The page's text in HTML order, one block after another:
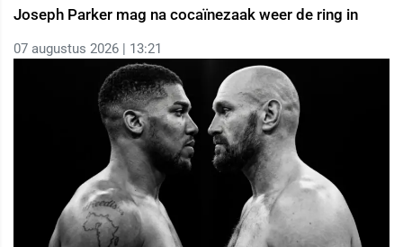
Joseph Parker mag na cocaïnezaak weer de ring in
07 augustus 2026 | 13:21